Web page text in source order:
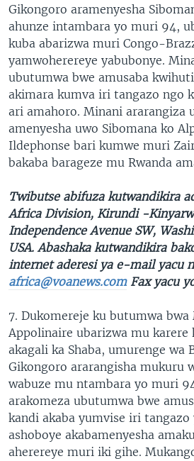
Gikongoro aramenyesha
ahunze intambara yo muri 94,
kuba abarizwa muri Congo-
yamwoherereye yabubonye.
ubutumwa bwe amusaba
akimara kumva iri tangazo ngo
ari amahoro. Minani ararangiza
amenyesha uwo Sibomana ko
Ildephonse bari kumwe muri
bakaba barageze mu Rwanda
Twibutse abifuza kutwandikira
Africa Division, Kirundi -
Independence Avenue SW,
USA. Abashaka kutwandikira
internet aderesi ya e-mail yacu
africa@voanews.comFax yacu
7. Dukomereje ku butumwa bwa
Appolinaire ubarizwa mu karere
akagali ka Shaba, umurenge wa
Gikongoro ararangisha mukuru
wabuze mu ntambara yo muri
arakomeza ubutumwa bwe
kandi akaba yumvise iri tangazo
ashoboye akabamenyesha
aherereye muri iki gihe.